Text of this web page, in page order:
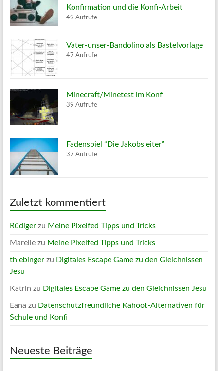
Konfirmation und die Konfi-Arbeit
49 Aufrufe
Vater-unser-Bandolino als Bastelvorlage
47 Aufrufe
Minecraft/Minetest im Konfi
39 Aufrufe
Fadenspiel “Die Jakobsleiter”
37 Aufrufe
Zuletzt kommentiert
Rüdigerzu Meine Pixelfed Tipps und Tricks
Mareilezu Meine Pixelfed Tipps und Tricks
th.ebingerzu Digitales Escape Game zu den Gleichnissen
Jesu
Katrin zu Digitales Escape Game zu den Gleichnissen Jesu
Eana zu Datenschutzfreundliche Kahoot-Alternativen für
Schule und Konfi
Neueste Beiträge